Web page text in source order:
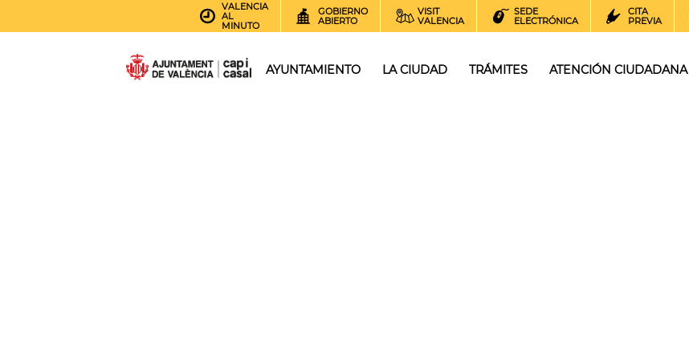
VALENCIA
AL
MINUTO
GOBIERNO
ABIERTO
VISIT
VALENCIA
SEDE
ELECTRÓNICA
CITA
PREVIA
AYUNTAMIENTO LA CIUDAD TRÁMITES ATENCIÓN CIUDADANA